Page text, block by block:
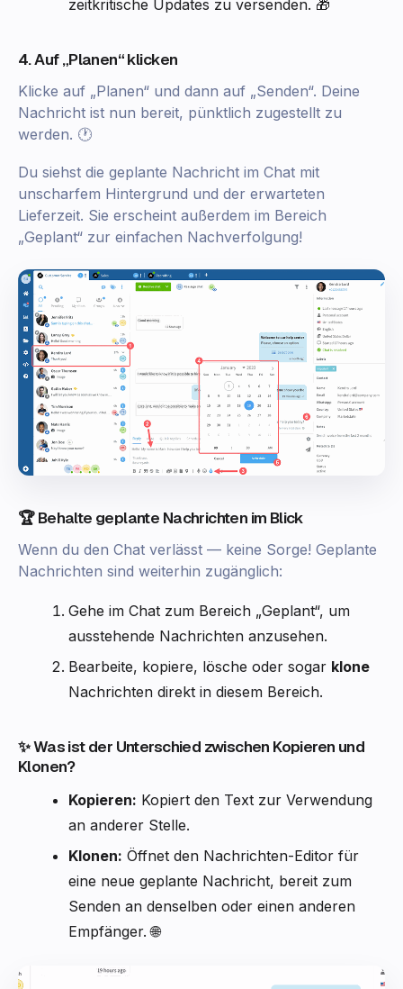
zeitkritische Updates zu versenden. 🎁
4. Auf „Planen“ klicken
Klicke auf „Planen“ und dann auf „Senden“. Deine
Nachricht ist nun bereit, pünktlich zugestellt zu
werden. 🕐
Du siehst die geplante Nachricht im Chat mit
unscharfem Hintergrund und der erwarteten
Lieferzeit. Sie erscheint außerdem im Bereich
„Geplant“ zur einfachen Nachverfolgung!
🏆 Behalte geplante Nachrichten im Blick
Wenn du den Chat verlässt — keine Sorge! Geplante
Nachrichten sind weiterhin zugänglich:
Gehe im Chat zum Bereich „Geplant“, um
ausstehende Nachrichten anzusehen.
Bearbeite, kopiere, lösche oder sogar klone
Nachrichten direkt in diesem Bereich.
✨ Was ist der Unterschied zwischen Kopieren und
Klonen?
Kopieren: Kopiert den Text zur Verwendung
an anderer Stelle.
Klonen: Öffnet den Nachrichten-Editor für
eine neue geplante Nachricht, bereit zum
Senden an denselben oder einen anderen
Empfänger. 🌐